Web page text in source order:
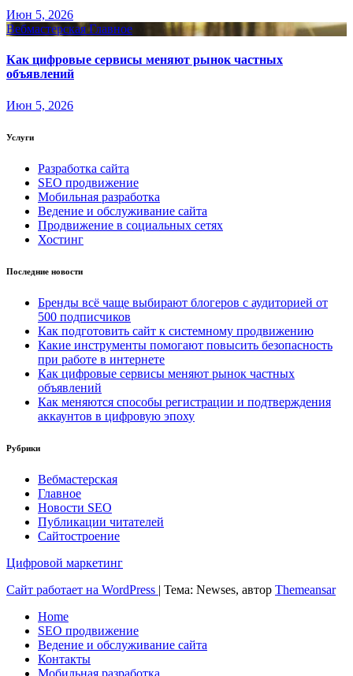
Июн 5, 2026
Вебмастерская Главное
Как цифровые сервисы меняют рынок частных
объявлений
Июн 5, 2026
Услуги
Разработка сайта
SEO продвижение
Мобильная разработка
Ведение и обслуживание сайта
Продвижение в социальных сетях
Хостинг
Последние новости
Бренды всё чаще выбирают блогеров с аудиторией от
500 подписчиков
Как подготовить сайт к системному продвижению
Какие инструменты помогают повысить безопасность
при работе в интернете
Как цифровые сервисы меняют рынок частных
объявлений
Как меняются способы регистрации и подтверждения
аккаунтов в цифровую эпоху
Рубрики
Вебмастерская
Главное
Новости SEO
Публикации читателей
Сайтостроение
Цифровой маркетинг
Сайт работает на WordPress | Тема: Newses, автор Themeansar
Home
SEO продвижение
Ведение и обслуживание сайта
Контакты
Мобильная разработка